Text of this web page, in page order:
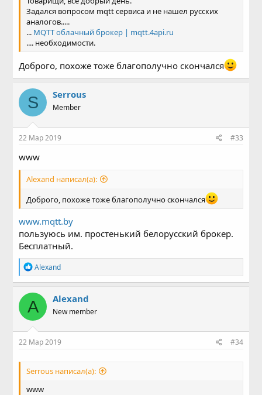
Задался вопросом mqtt сервиса и не нашел русских
аналогов.....
... MQTT облачный брокер | mqtt.4api.ru
.... необходимости.
Доброго, похоже тоже благополучно скончался
S Serrous
Member
22 Мар 2019 #33
www
Alexand написал(а):
Доброго, похоже тоже благополучно скончался
www.mqtt.by
пользуюсь им. простенький белорусский брокер.
Бесплатный.
Р
е
а
к
ц
и
и
:
Alexand
A Alexand
New member
22 Мар 2019 #34
Serrous написал(а):
www